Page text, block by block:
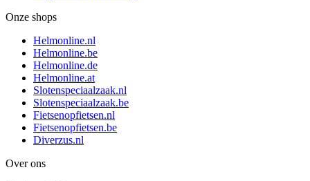
Onze shops
Helmonline.nl
Helmonline.be
Helmonline.de
Helmonline.at
Slotenspeciaalzaak.nl
Slotenspeciaalzaak.be
Fietsenopfietsen.nl
Fietsenopfietsen.be
Diverzus.nl
Over ons